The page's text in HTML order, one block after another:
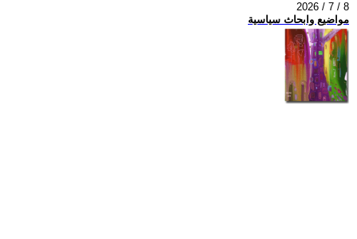
2026 / 7 / 8
مواضيع وابحاث سياسية